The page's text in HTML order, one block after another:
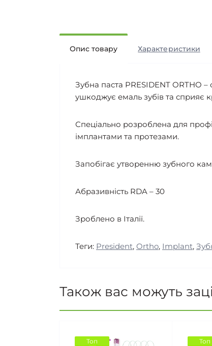
Опис товару Характеристики
Зубна паста PRESIDENT ORTHO
ушкоджує емаль зубів та сприяє
Спеціально розроблена для
імплантами та протезами.
Запобігає утворенню зубного
Абразивність RDA – 30
Зроблено в Італії.
Теги: President, Ortho, Implant,
Також вас можуть
Топ
Топ